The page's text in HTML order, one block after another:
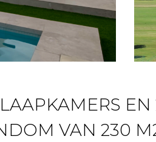
EN
VAN 230